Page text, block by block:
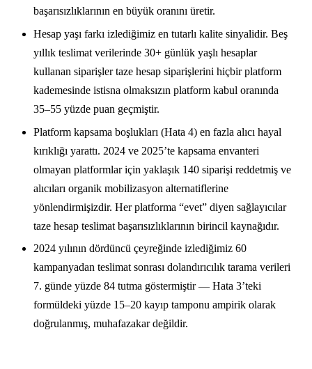
başarısızlıklarının en büyük oranını üretir.
Hesap yaşı farkı izlediğimiz en tutarlı kalite sinyalidir. Beş
yıllık teslimat verilerinde 30+ günlük yaşlı hesaplar
kullanan siparişler taze hesap siparişlerini hiçbir platform
kademesinde istisna olmaksızın platform kabul oranında
35–55 yüzde puan geçmiştir.
Platform kapsama boşlukları (Hata 4) en fazla alıcı hayal
kırıklığı yarattı. 2024 ve 2025’te kapsama envanteri
olmayan platformlar için yaklaşık 140 siparişi reddetmiş ve
alıcıları organik mobilizasyon alternatiflerine
yönlendirmişizdir. Her platforma “evet” diyen sağlayıcılar
taze hesap teslimat başarısızlıklarının birincil kaynağıdır.
2024 yılının dördüncü çeyreğinde izlediğimiz 60
kampanyadan teslimat sonrası dolandırıcılık tarama verileri
7. günde yüzde 84 tutma göstermiştir — Hata 3’teki
formüldeki yüzde 15–20 kayıp tamponu ampirik olarak
doğrulanmış, muhafazakar değildir.